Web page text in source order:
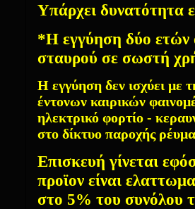
Υπάρχει δυνατότητα
*Η εγγύηση δύο ετών
σταυρού σε σωστή
Η εγγύηση δεν ισχύει με
έντονων καιρικών
ηλεκτρικό φορτίο -
στο δίκτυο παροχής
Επισκευή γίνεται
προϊον είναι
στο 5% του συνόλου